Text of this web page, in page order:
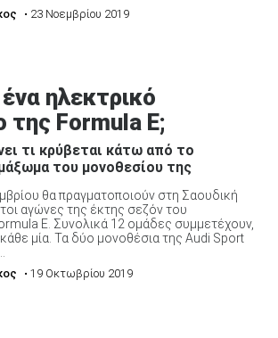
• 23 Νοεμβρίου 2019
ηλεκτρικό
της Formula E;
τι κρύβεται κάτω από το
του μονοθεσίου της
θα πραγματοποιούν στη Σαουδική
αγώνες της έκτης σεζόν του
E. Συνολικά 12 ομάδες συμμετέχουν,
μία. Τα δύο μονοθέσια της Audi Sport
• 19 Οκτωβρίου 2019